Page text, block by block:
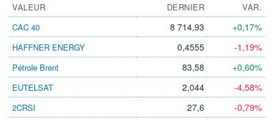
CATÉGORIE MORNINGSTAR
Obligations USD
Diversifiées Court Terme
FONDS PARTENAIRES
TARIFS PRIVILÉGIÉS 0%
PEA
BOURSOVIE
Non éligible Boursobank
VALEUR DERNIER
VAR.
CAC 40
8 714,93 +0,17%
HAFFNER ENERGY 0,4555 -1,19%
Pétrole Brent 83,58 +0,60%
EUTELSAT 2,044 -4,58%
2CRSI 27,6 -0,79%